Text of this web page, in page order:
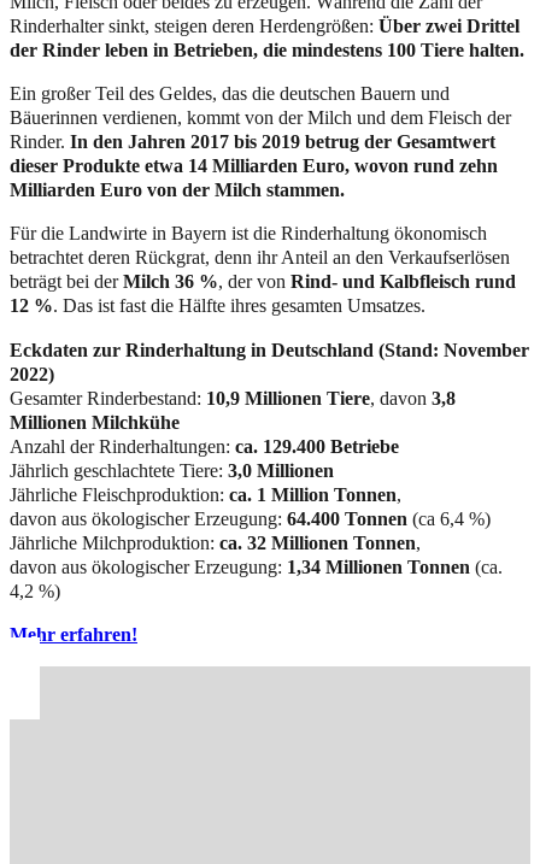
Rinderhalter sinkt, steigen deren Herdengrößen: Über zwei Drittel
der Rinder leben in Betrieben, die mindestens 100 Tiere halten.
Ein großer Teil des Geldes, das die deutschen Bauern und
Bäuerinnen verdienen, kommt von der Milch und dem Fleisch der
Rinder. In den Jahren 2017 bis 2019 betrug der Gesamtwert
dieser Produkte etwa 14 Milliarden Euro, wovon rund zehn
Milliarden Euro von der Milch stammen.
Für die Landwirte in Bayern ist die Rinderhaltung ökonomisch
betrachtet deren Rückgrat, denn ihr Anteil an den Verkaufserlösen
beträgt bei derMilch 36 %, der von Rind- und Kalbfleisch rund
12 %. Das ist fast die Hälfte ihres gesamten Umsatzes.
Eckdaten zur Rinderhaltung in Deutschland (Stand: November
2022)
Gesamter Rinderbestand: 10,9 Millionen Tiere, davon 3,8
Millionen Milchkühe
Anzahl der Rinderhaltungen: ca. 129.400 Betriebe
Jährlich geschlachtete Tiere: 3,0 Millionen
Jährliche Fleischproduktion: ca. 1 Million Tonnen,
davon aus ökologischer Erzeugung: 64.400 Tonnen (ca 6,4 %)
Jährliche Milchproduktion: ca. 32 Millionen Tonnen,
davon aus ökologischer Erzeugung: 1,34 Millionen Tonnen (ca.
4,2 %)
Mehr erfahren!